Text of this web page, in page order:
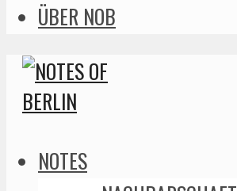
ÜBER NOB
NOTES